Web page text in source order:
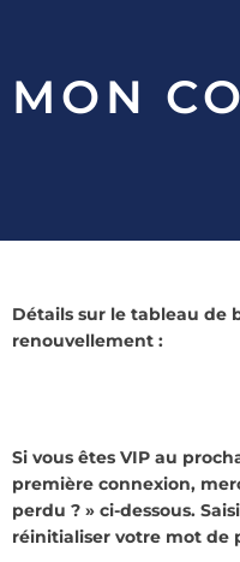
MON
Détails sur le tableau de
renouvellement :
Si vous êtes VIP au
première connexion,
perdu ? » ci-dessous.
réinitialiser votre mot de